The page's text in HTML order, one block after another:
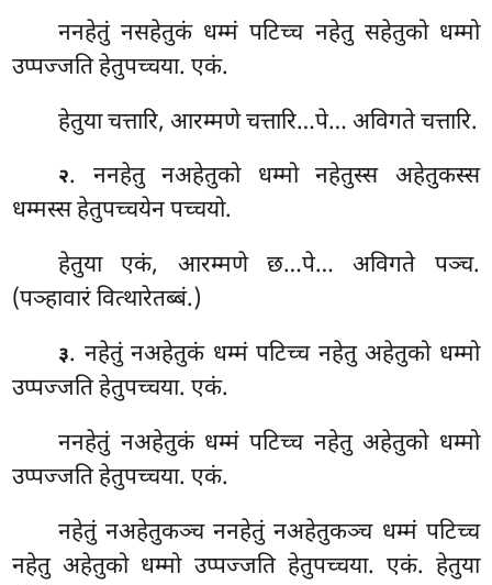
ननहेतुं नसहेतुकं धम्मं पटिच्च नहेतु सहेतुको धम्मो
उप्पज्जति हेतुपच्चया. एकं.
हेतुया चत्तारि, आरम्मणे चत्तारि…पे… अविगते चत्तारि.
२. ननहेतु नअहेतुको धम्मो नहेतुस्स अहेतुकस्स
धम्मस्स हेतुपच्चयेन पच्चयो.
हेतुया एकं, आरम्मणे छ…पे… अविगते पञ्च.
(पञ्हावारं वित्थारेतब्बं.)
३. नहेतुं नअहेतुकं धम्मं पटिच्च नहेतु अहेतुको धम्मो
उप्पज्जति हेतुपच्चया. एकं.
ननहेतुं नअहेतुकं धम्मं पटिच्च नहेतु अहेतुको धम्मो
उप्पज्जति हेतुपच्चया. एकं.
नहेतुं नअहेतुकञ्च ननहेतुं नअहेतुकञ्च धम्मं पटिच्च
नहेतु अहेतुको धम्मो उप्पज्जति हेतुपच्चया. एकं. हेतुया